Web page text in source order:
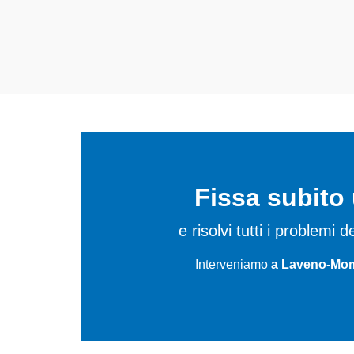
Fissa subito
e risolvi tutti i problemi
Interveniamo a Laveno-